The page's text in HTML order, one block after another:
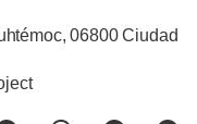
06800 Ciudad